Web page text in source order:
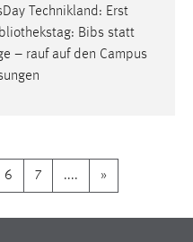
Technikland: Erst
: Bibs statt
– rauf auf den Campus
6 7 .... »